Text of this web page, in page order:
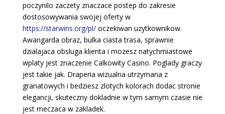
poczynilo zaczety znaczace postep do zakresie
dostosowywania swojej oferty w
https://starwins.org/pl/oczekiwan uzytkownikow.
Awangarda obraz, bulka ciasta trasa, sprawnie
dzialajaca obsluga klienta i mozesz natychmiastowe
wplaty jest znaczenie Calkowity Casino. Poglady graczy
jest takie jak. Draperia wizualna utrzymana z
granatowych i bedziesz zlotych kolorach dodac stronie
elegancji, skuteczny dokladnie w tym samym czasie nie
jest meczaca w zakladek.